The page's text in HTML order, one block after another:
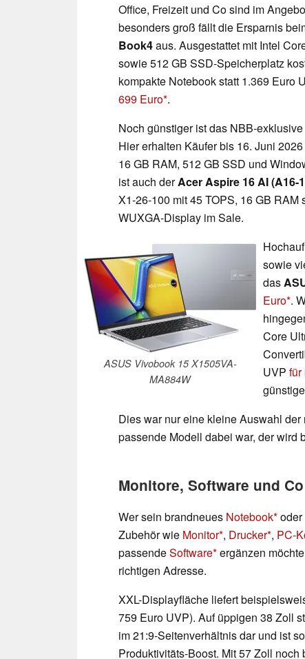
Office, Freizeit und Co sind im
besonders groß fällt die Ersparnis
Book4aus. Ausgestattet mit Intel
sowie 512 GB SSD-Speicherplatz
kompakte Notebook statt 1.369 Euro
699 Euro .
Noch günstiger ist das NBB-exklusive
Hier erhalten Käufer bis 16. Juni
16 GB RAM, 512 GB SSD und
ist auch derAcer Aspire 16 AI (A16-
X1-26-100 mit 45 TOPS, 16 GB
WUXGA-Display im Sale.
ASUS Vivobook 15 X1505VA-
MA884W
sowie
das
Euro .
Core
UVP für
Dies war nur eine kleine Auswahl
passende Modell dabei war, der wird
Monitore, Software und
Wer sein brandneues Notebook
Zubehör wie Monitor , Drucker , PC-
passendeSoftware ergänzen
richtigen Adresse.
XXL-Displayfläche liefert
759 Euro UVP). Auf üppigen 38 Zoll
im 21:9-Seitenverhältnis dar und ist
Produktivitäts-Boost. Mit 57 Zoll